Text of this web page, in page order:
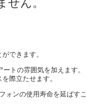
ん。
できます。
トの雰囲気を加えます。
際立たせます。
ォンの使用寿命を延ばす